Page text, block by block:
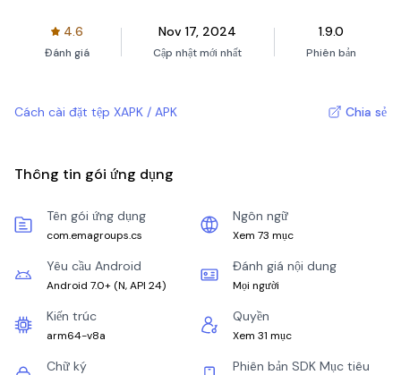
4.6
Đánh giá
Nov 17, 2024
Cập nhật mới nhất
1.9.0
Phiên bản
Cách cài đặt tệp XAPK / APK Chia sẻ
Thông tin gói ứng dụng
Tên gói ứng dụng
com.emagroups.cs
Ngôn ngữ
Xem 73 mục
Yêu cầu Android
Android 7.0+ (N, API 24)
Đánh giá nội dung
Mọi người
Kiến trúc
arm64-v8a
Quyền
Xem 31 mục
Chữ ký Phiên bản SDK Mục tiêu